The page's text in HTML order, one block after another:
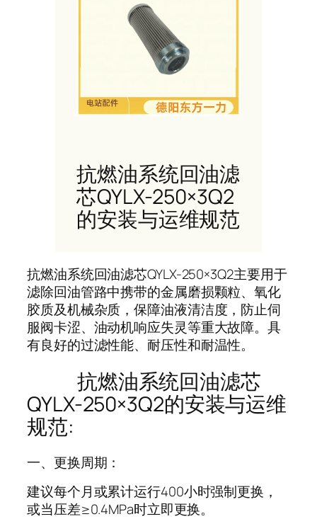
抗燃油系统回油滤
芯QYLX-250×3Q2
的安装与运维规范
抗燃油系统回油滤芯QYLX-250×3Q2主要用于
滤除回油管路中携带的金属磨损颗粒、氧化
胶质及机械杂质，保障油液清洁度，防止伺
服阀卡涩、油动机响应失灵等重大故障。具
有良好的过滤性能、耐压性和耐温性。
抗燃油系统回油滤芯
QYLX-250×3Q2的安装与运维
规范:
一、更换周期‌：
建议每‌个月‌或累计运行‌400小时‌强制更换，
或当压差≥0.4MPa时立即更换。